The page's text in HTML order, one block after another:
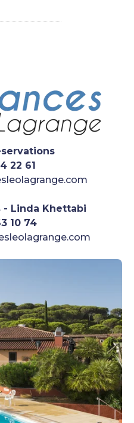
22 61
- Linda Khettabi
10 74